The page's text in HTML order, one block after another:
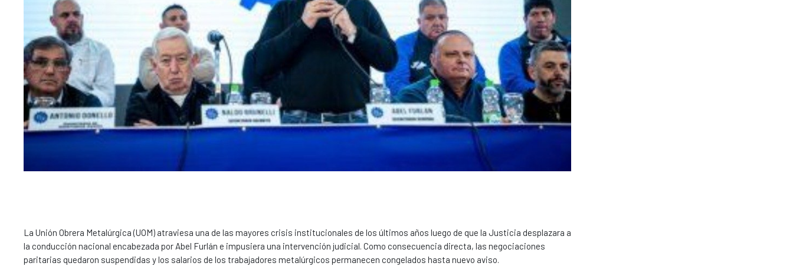
La Unión Obrera Metalúrgica (UOM) atraviesa una de las mayores crisis institucionales de los últimos años luego de que la Justicia desplazara a
la conducción nacional encabezada por Abel Furlán e impusiera una intervención judicial. Como consecuencia directa, las negociaciones
paritarias quedaron suspendidas y los salarios de los trabajadores metalúrgicos permanecen congelados hasta nuevo aviso.